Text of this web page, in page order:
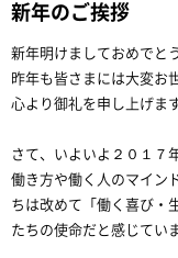
新年のご挨拶
新年明けましておめでと
昨年も皆さまには大変お
心より御礼を申し上げます
さて、いよいよ２０１７
働き方や働く人のマイン
ちは改めて「働く喜び・
たちの使命だと感じてい